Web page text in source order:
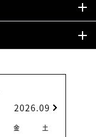
2026.09
金 土